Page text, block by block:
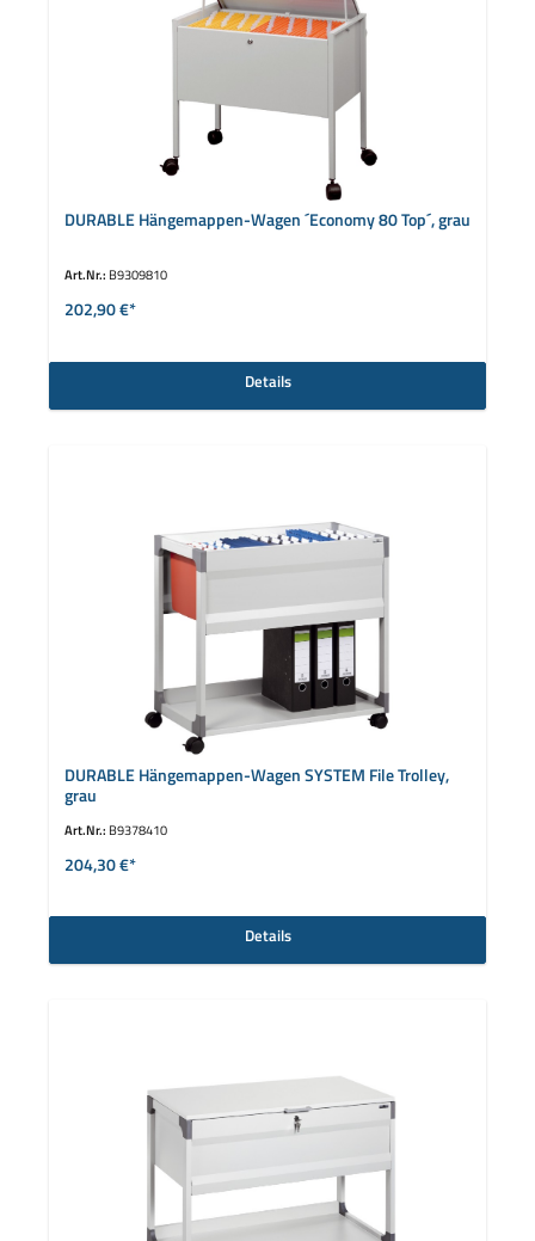
DURABLE Hängemappen-Wagen ´Economy 80 Top´, grau
Art.Nr.: B9309810
202,90 €*
Details
DURABLE Hängemappen-Wagen SYSTEM File Trolley,
grau
Art.Nr.: B9378410
204,30 €*
Details